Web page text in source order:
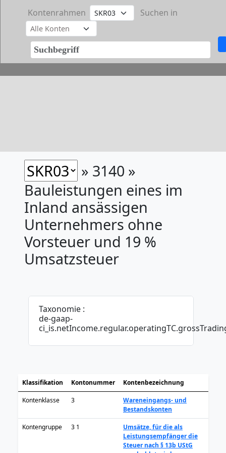
Kontenrahmen Suchen in
» 3140 »
Bauleistungen eines im
Inland ansässigen
Unternehmers ohne
Vorsteuer und 19 %
Umsatzsteuer
Taxonomie :
de-gaap-
Klassifikation Kontonummer Kontenbezeichnung
Kontenklasse 3
Wareneingangs- und
Bestandskonten
Kontengruppe 3 1
Umsätze, für die als
Leistungsempfänger die
Steuer nach § 13b UStG